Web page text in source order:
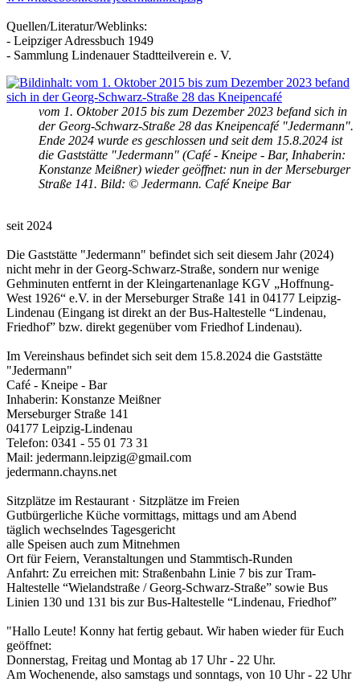
Quellen/Literatur/Weblinks:
- Leipziger Adressbuch 1949
- Sammlung Lindenauer Stadtteilverein e. V.
vom 1. Oktober 2015 bis zum Dezember 2023 befand sich in
der Georg-Schwarz-Straße 28 das Kneipencafé "Jedermann".
Ende 2024 wurde es geschlossen und seit dem 15.8.2024 ist
die Gaststätte "Jedermann" (Café - Kneipe - Bar, Inhaberin:
Konstanze Meißner) wieder geöffnet: nun in der Merseburger
Straße 141. Bild: © Jedermann. Café Kneipe Bar
seit 2024
Die Gaststätte "Jedermann" befindet sich seit diesem Jahr (2024)
nicht mehr in der Georg-Schwarz-Straße, sondern nur wenige
Gehminuten entfernt in der Kleingartenanlage KGV „Hoffnung-
West 1926“ e.V. in der Merseburger Straße 141 in 04177 Leipzig-
Lindenau (Eingang ist direkt an der Bus-Haltestelle “Lindenau,
Friedhof” bzw. direkt gegenüber vom Friedhof Lindenau).
Im Vereinshaus befindet sich seit dem 15.8.2024 die Gaststätte
"Jedermann"
Café - Kneipe - Bar
Inhaberin: Konstanze Meißner
Merseburger Straße 141
04177 Leipzig-Lindenau
Telefon: 0341 - 55 01 73 31
Mail: jedermann.leipzig@gmail.com
jedermann.chayns.net
Sitzplätze im Restaurant · Sitzplätze im Freien
Gutbürgerliche Küche vormittags, mittags und am Abend
täglich wechselndes Tagesgericht
alle Speisen auch zum Mitnehmen
Ort für Feiern, Veranstaltungen und Stammtisch-Runden
Anfahrt: Zu erreichen mit: Straßenbahn Linie 7 bis zur Tram-
Haltestelle “Wielandstraße / Georg-Schwarz-Straße” sowie Bus
Linien 130 und 131 bis zur Bus-Haltestelle “Lindenau, Friedhof”
"Hallo Leute! Konny hat fertig gebaut. Wir haben wieder für Euch
geöffnet:
Donnerstag, Freitag und Montag ab 17 Uhr - 22 Uhr.
Am Wochenende, also samstags und sonntags, von 10 Uhr - 22 Uhr